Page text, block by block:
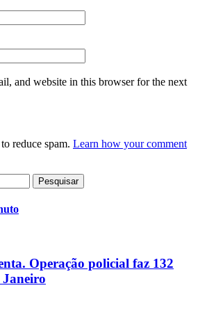
and website in this browser for the next
reduce spam. Learn how your comment
Operação policial faz 132